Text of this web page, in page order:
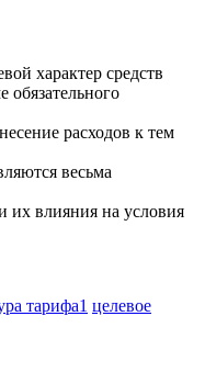
характер средств
обязательного
расходов к тем
весьма
их влияния на условия
тарифа1 целевое